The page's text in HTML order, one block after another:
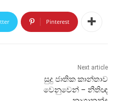
Pinterest
Next article
සුදු ජාතික කාන්තාව
වෙනුවෙන් – නීතිඥ